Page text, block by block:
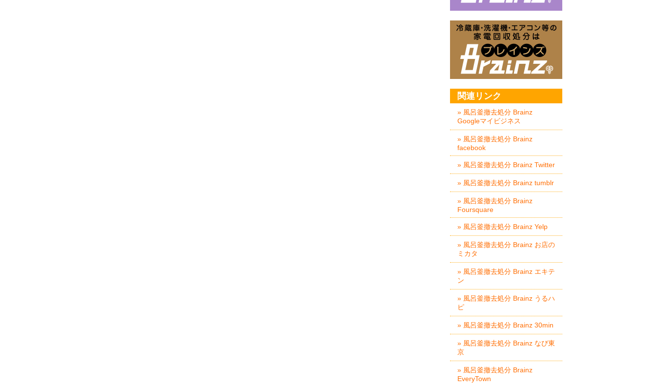
関連リンク
» 風呂釜撤去処分 Brainz
Googleマイビジネス
» 風呂釜撤去処分 Brainz
facebook
» 風呂釜撤去処分 Brainz Twitter
» 風呂釜撤去処分 Brainz tumblr
» 風呂釜撤去処分 Brainz
Foursquare
» 風呂釜撤去処分 Brainz Yelp
» 風呂釜撤去処分 Brainz お店の
ミカタ
» 風呂釜撤去処分 Brainz エキテ
ン
» 風呂釜撤去処分 Brainz うるハ
ピ
» 風呂釜撤去処分 Brainz 30min
» 風呂釜撤去処分 Brainz なび東
京
» 風呂釜撤去処分 Brainz
EveryTown